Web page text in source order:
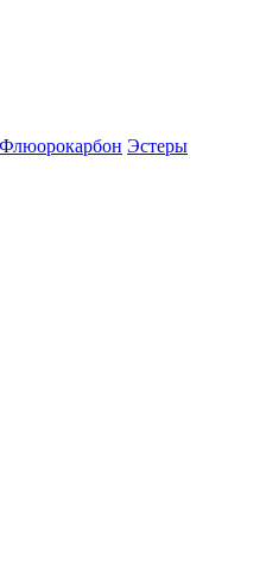
Флюорокарбон Эстеры